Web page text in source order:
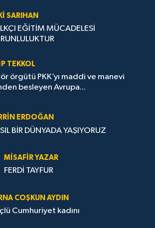
SARIHAN
EĞİTİM MÜCADELESİ
TEKKOL
örgütü PKK’yı maddi ve manevi
besleyen Avrupa...
ERDOĞAN
BİR DÜNYADA YAŞIYORUZ
MISAFIR YAZAR
FERDİ TAYFUR
COŞKUN AYDIN
Cumhuriyet kadını